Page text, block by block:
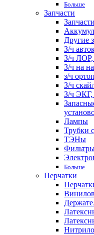
Больше
Запчасти
Запчасти
Другие
З/ч
З/ч ЛОР,
З/ч на
з/ч
З/ч
З/ч ЭКГ,
Лампы
Трубки
ТЭНы
Больше
Перчатки